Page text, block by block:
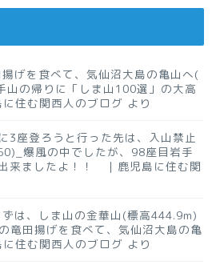
げを食べて、気仙沼大島の亀山へ(
山の帰りに「しま山100選」の大高
住む関西人のブログ より
3座登ろうと行った先は、入山禁止
爆風の中でしたが、98座目岩手
来ましたよ！！ ｜鹿児島に住む関
は、しま山の金華山(標高444.9m)
竜田揚げを食べて、気仙沼大島の亀
住む関西人のブログ より